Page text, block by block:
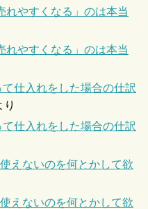
れやすくなる」のは本当
れやすくなる」のは本当
仕入れをした場合の仕訳
り
仕入れをした場合の仕訳
えないのを何とかして欲
えないのを何とかして欲